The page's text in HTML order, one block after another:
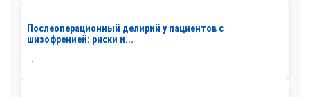
Послеоперационный делирий у пациентов с
шизофренией: риски и...